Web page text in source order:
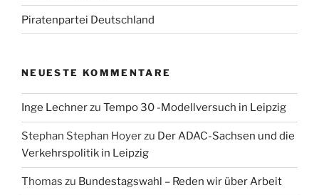
Piratenpartei Deutschland
NEUESTE KOMMENTARE
Inge Lechnerzu Tempo 30 -Modellversuch in Leipzig
Stephan Stephan Hoyerzu Der ADAC-Sachsen und die
Verkehrspolitik in Leipzig
Thomas zu Bundestagswahl – Reden wir über Arbeit